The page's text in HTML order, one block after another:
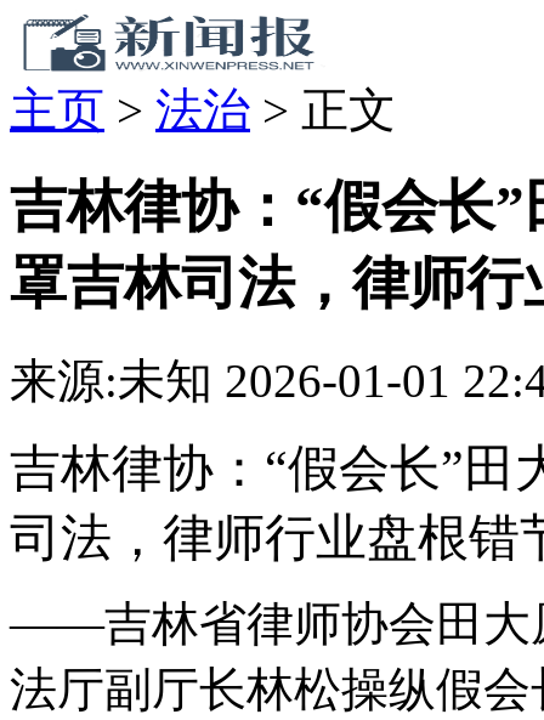
主页 > 法治 > 正文
吉林律协：“假会长
罩吉林司法，律师行
来源:未知 2026-01-01
吉林律协：“假会长”田
司法，律师行业盘根错
——吉林省律师协会田大
法厅副厅长林松操纵假